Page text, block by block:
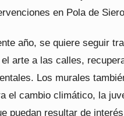
en Pola de
año, se quiere seguir
arte a las calles,
Los murales
el cambio climático, la
puedan resultar de